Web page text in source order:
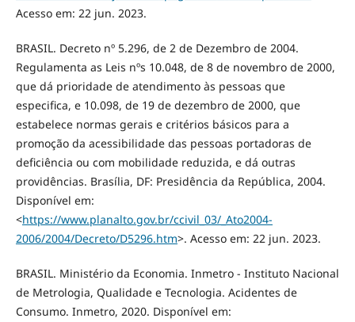
Acesso em: 22 jun. 2023.
BRASIL. Decreto nº 5.296, de 2 de Dezembro de 2004.
Regulamenta as Leis nºs 10.048, de 8 de novembro de 2000,
que dá prioridade de atendimento às pessoas que
especifica, e 10.098, de 19 de dezembro de 2000, que
estabelece normas gerais e critérios básicos para a
promoção da acessibilidade das pessoas portadoras de
deficiência ou com mobilidade reduzida, e dá outras
providências. Brasília, DF: Presidência da República, 2004.
Disponível em:
<https://www.planalto.gov.br/ccivil_03/_Ato2004-
2006/2004/Decreto/D5296.htm>. Acesso em: 22 jun. 2023.
BRASIL. Ministério da Economia. Inmetro - Instituto Nacional
de Metrologia, Qualidade e Tecnologia. Acidentes de
Consumo. Inmetro, 2020. Disponível em: